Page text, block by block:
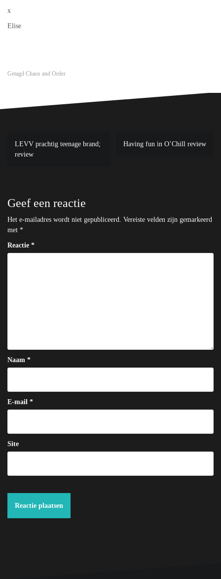
x
Elise
Getagd Chaos and Order
Bericht
navigatie
LEVV prachtig teenage brand;
review
Having fun in O’Chill review
Geef een reactie
Het e-mailadres wordt niet gepubliceerd. Vereiste velden zijn gemarkeerd
met *
Reactie *
Naam *
E-mail *
Site